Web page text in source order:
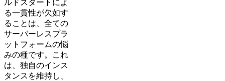
ルドスタートによ
る一貫性が欠如す
ることは、全ての
サーバーレスプラ
ットフォームの悩
みの種です。これ
は、独自のインス
タンスを維持し、